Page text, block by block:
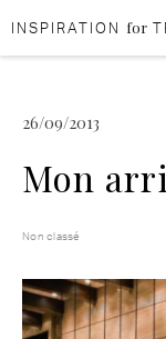
Aller au contenu
Aller au menu
INSPIRATION for
26/09/2013
Mon
Non classé